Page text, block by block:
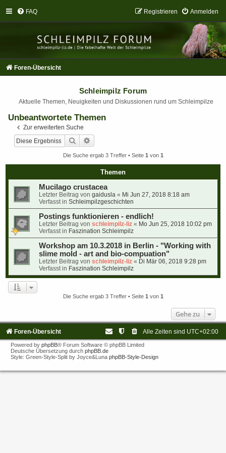
FAQ Anmelden
Registrieren
Foren-Übersicht
Schleimpilz Forum
Aktuelle Themen, Neuigkeiten und Diskussionen rund um Schleimpilze
Unbeantwortete Themen
Zur erweiterten Suche
Suche
Die Suche ergab 3 Treffer • Seite 1von 1
Themen
Mucilago crustacea
Letzter Beitrag von gaidusla « Mi Jun 27, 2018 8:18 am
Verfasst in Schleimpilzgeschichten
Postings funktionieren - endlich!
Letzter Beitrag von schleimpilz-liz « Mo Jun 25, 2018 10:02 pm
Verfasst in Faszination Schleimpilz
Workshop am 10.3.2018 in Berlin - "Working with
slime mold - art and bio-compuation"
Letzter Beitrag von schleimpilz-liz « Di Mär 06, 2018 9:28 pm
Verfasst in Faszination Schleimpilz
Die Suche ergab 3 Treffer • Seite 1von 1
Gehe zu
Foren-Übersicht Alle Zeiten sind UTC+02:00
Powered by phpBB® Forum Software © phpBB Limited
Deutsche Übersetzung durch phpBB.de
Style: Green-Style-Split by Joyce&Luna phpBB-Style-Design